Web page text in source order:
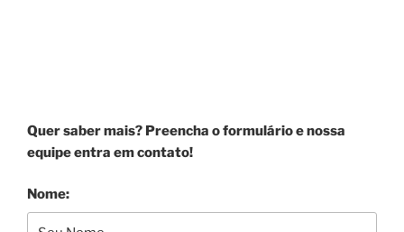
Quer saber mais? Preencha o formulário e nossa
equipe entra em contato!
Nome: